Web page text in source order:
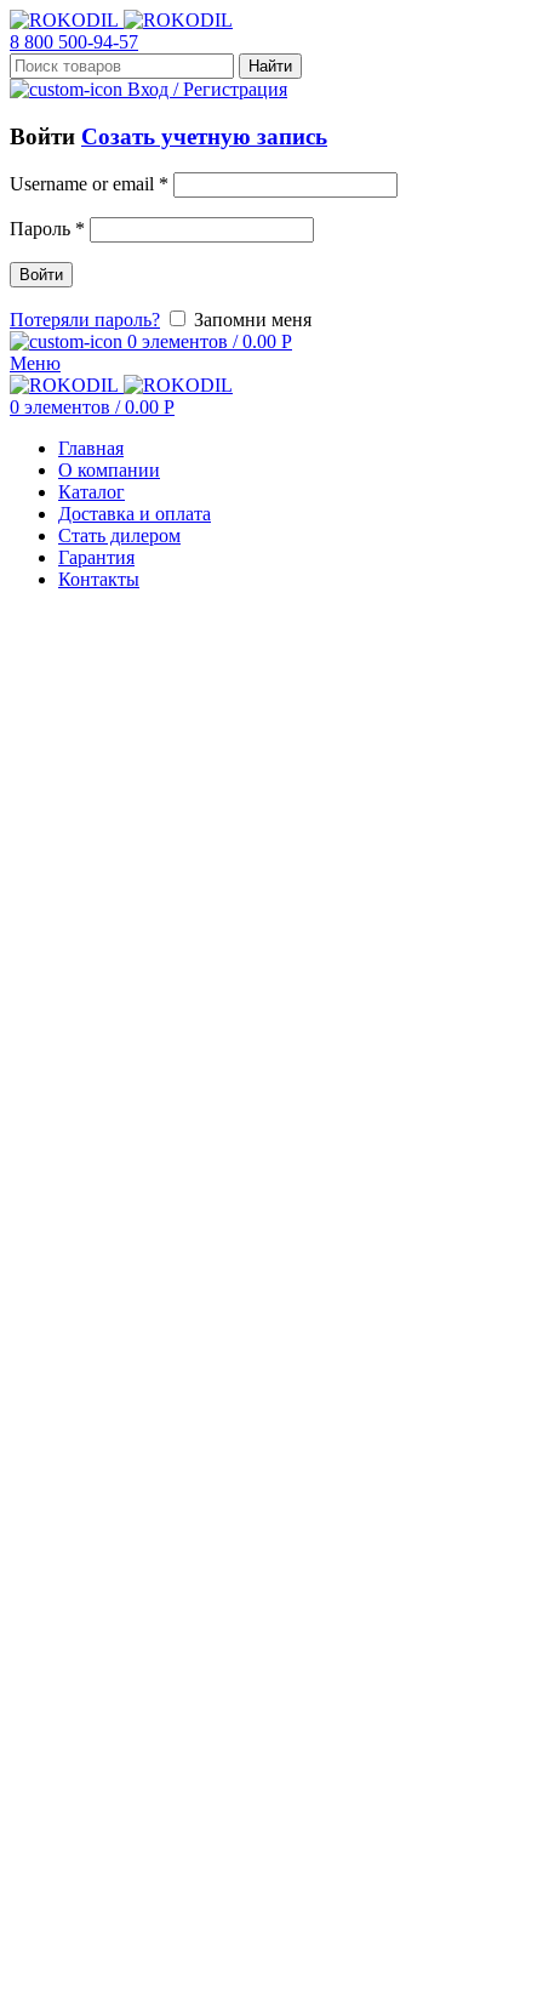
8 800 500-94-57
Найти
Вход / Регистрация
Войти Созать учетную запись
Username or email *
Пароль *
Войти
Потеряли пароль?
Запомни меня
0 элементов / 0.00 Р
Меню
0 элементов / 0.00 Р
Главная
О компании
Каталог
Доставка и оплата
Стать дилером
Гарантия
Контакты